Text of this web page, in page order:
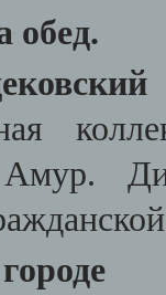
обед.